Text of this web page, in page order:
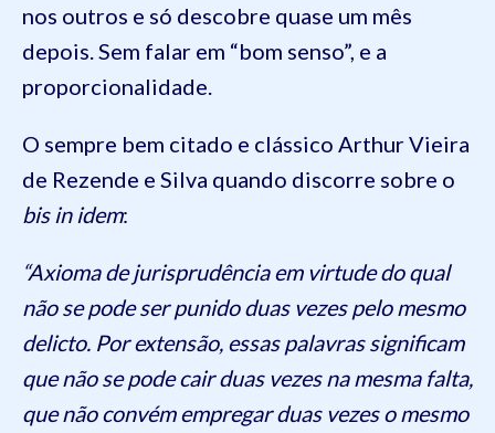
nos outros e só descobre quase um mês
depois. Sem falar em “bom senso”, e a
proporcionalidade.
O sempre bem citado e clássico Arthur Vieira
de Rezende e Silva quando discorre sobre o
bis in idem:
“Axioma de jurisprudência em virtude do qual
não se pode ser punido duas vezes pelo mesmo
delicto. Por extensão, essas palavras significam
que não se pode cair duas vezes na mesma falta,
que não convém empregar duas vezes o mesmo